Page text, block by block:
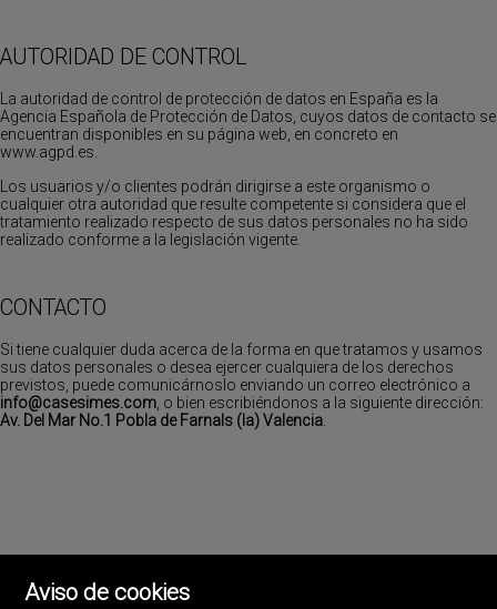
AUTORIDAD DE CONTROL
La autoridad de control de protección de datos en España es la
Agencia Española de Protección de Datos, cuyos datos de contacto se
encuentran disponibles en su página web, en concreto en
www.agpd.es.
Los usuarios y/o clientes podrán dirigirse a este organismo o
cualquier otra autoridad que resulte competente si considera que el
tratamiento realizado respecto de sus datos personales no ha sido
realizado conforme a la legislación vigente.
CONTACTO
Si tiene cualquier duda acerca de la forma en que tratamos y usamos
sus datos personales o desea ejercer cualquiera de los derechos
previstos, puede comunicárnoslo enviando un correo electrónico a
info@casesimes.com , o bien escribiéndonos a la siguiente dirección:
Av. Del Mar No.1 Pobla de Farnals (la) Valencia
Aviso de cookies